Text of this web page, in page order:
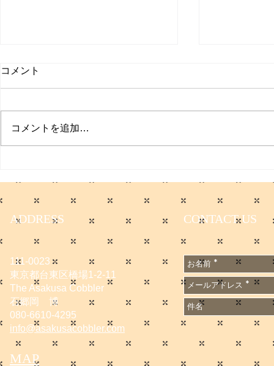
お知らせ
コメント
コメントを追加…
ADDRESS CONTACT US
111-0023
東京都台東区橋場1-2-11
The Asakusa Cobbler
石郷岡 博
080-6610-4295
info@asakusacobbler.com
MAP